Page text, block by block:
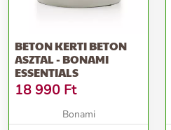
BETON KERTI BETON
ASZTAL - BONAMI
ESSENTIALS
18 990 Ft
Bonami